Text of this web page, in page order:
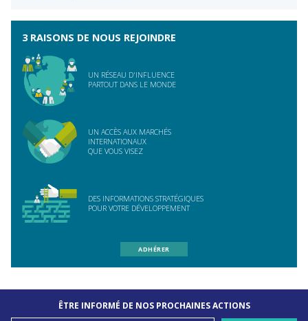
3 RAISONS DE NOUS REJOINDRE
UN RÉSEAU D'INFLUENCE
PARTOUT DANS LE MONDE
UN ACCÈS AUX MARCHÉS
INTERNATIONAUX
QUE VOUS VISEZ
DES INFORMATIONS STRATÉGIQUES
POUR VOTRE DÉVELOPPEMENT
ADHÉRER
ÊTRE INFORMÉ DE NOS PROCHAINES ACTIONS